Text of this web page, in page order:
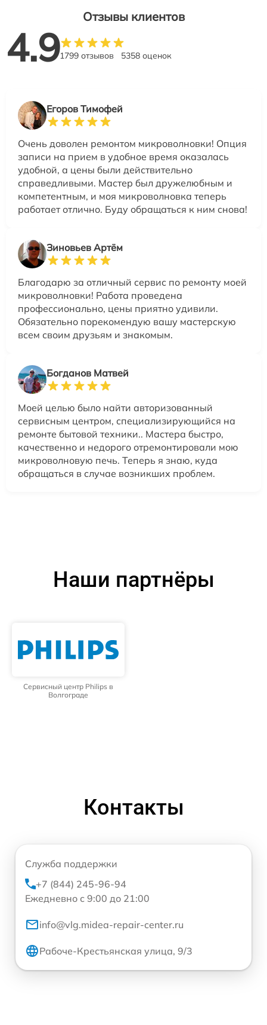
Отзывы клиентов
4.91799 отзывов 5358 оценок
Егоров Тимофей
Очень доволен ремонтом микроволновки! Опция
записи на прием в удобное время оказалась
удобной, а цены были действительно
справедливыми. Мастер был дружелюбным и
компетентным, и моя микроволновка теперь
работает отлично. Буду обращаться к ним снова!
Зиновьев Артём
Благодарю за отличный сервис по ремонту моей
микроволновки! Работа проведена
профессионально, цены приятно удивили.
Обязательно порекомендую вашу мастерскую
всем своим друзьям и знакомым.
Богданов Матвей
Моей целью было найти авторизованный
сервисным центром, специализирующийся на
ремонте бытовой техники.. Мастера быстро,
качественно и недорого отремонтировали мою
микроволновую печь. Теперь я знаю, куда
обращаться в случае возникших проблем.
Наши партнёры
Сервисный центр Philips в
Волгограде
Контакты
Служба поддержки
+7 (844) 245-96-94
Ежедневно с 9:00 до 21:00
info@vlg.midea-repair-center.ru
Рабоче-Крестьянская улица, 9/3